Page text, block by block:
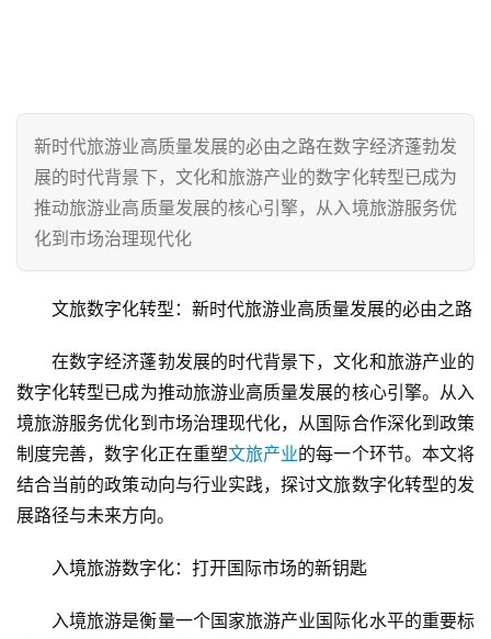
新时代旅游业高质量发展的必由之路在数字经济蓬勃发
展的时代背景下，文化和旅游产业的数字化转型已成为
推动旅游业高质量发展的核心引擎，从入境旅游服务优
化到市场治理现代化
文旅数字化转型：新时代旅游业高质量发展的必由之路
在数字经济蓬勃发展的时代背景下，文化和旅游产业的
数字化转型已成为推动旅游业高质量发展的核心引擎。从入
境旅游服务优化到市场治理现代化，从国际合作深化到政策
制度完善，数字化正在重塑文旅产业的每一个环节。本文将
结合当前的政策动向与行业实践，探讨文旅数字化转型的发
展路径与未来方向。
入境旅游数字化：打开国际市场的新钥匙
入境旅游是衡量一个国家旅游产业国际化水平的重要标